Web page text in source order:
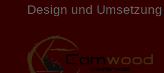
Design und Umsetzung